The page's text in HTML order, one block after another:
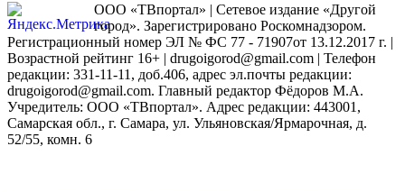
ООО «ТВпортал» | Сетевое издание «Другой
город». Зарегистрировано Роскомнадзором.
Регистрационный номер ЭЛ № ФС 77 - 71907от 13.12.2017 г. |
Возрастной рейтинг 16+ | drugoigorod@gmail.com | Телефон
редакции: 331-11-11, доб.406, адрес эл.почты редакции:
drugoigorod@gmail.com. Главный редактор Фёдоров М.А.
Учредитель: ООО «ТВпортал». Адрес редакции: 443001,
Самарская обл., г. Самара, ул. Ульяновская/Ярмарочная, д.
52/55, комн. 6